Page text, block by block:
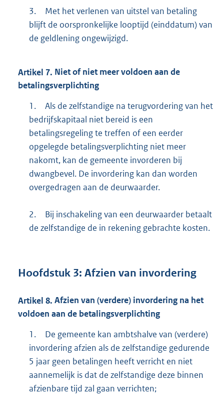
3.
Met het verlenen van uitstel van betaling
blijft de oorspronkelijke looptijd (einddatum) van
de geldlening ongewijzigd.
Artikel 7. Niet of niet meer voldoen aan de
betalingsverplichting
1.
Als de zelfstandige na terugvordering van het
bedrijfskapitaal niet bereid is een
betalingsregeling te treffen of een eerder
opgelegde betalingsverplichting niet meer
nakomt, kan de gemeente invorderen bij
dwangbevel. De invordering kan dan worden
overgedragen aan de deurwaarder.
2.
Bij inschakeling van een deurwaarder betaalt
de zelfstandige de in rekening gebrachte kosten.
Hoofdstuk 3: Afzien van invordering
Artikel 8. Afzien van (verdere) invordering na het
voldoen aan de betalingsverplichting
1.
De gemeente kan ambtshalve van (verdere)
invordering afzien als de zelfstandige gedurende
5 jaar geen betalingen heeft verricht en niet
aannemelijk is dat de zelfstandige deze binnen
afzienbare tijd zal gaan verrichten;